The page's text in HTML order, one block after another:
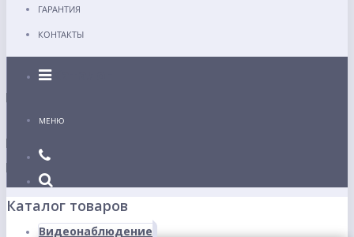
ГАРАНТИЯ
КОНТАКТЫ
Каталог
МЕНЮ
Каталог товаров
Видеонаблюдение